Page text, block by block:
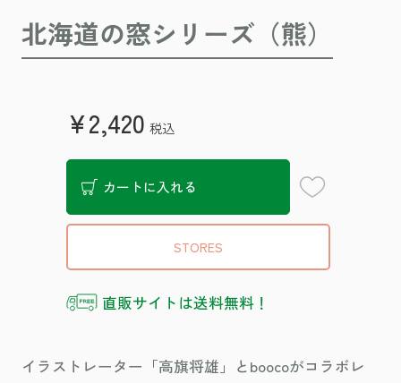
北海道の窓シリーズ（熊）
¥2,420 税込
カートに入れる
STORES
直販サイトは送料無料！
イラストレーター「高旗将雄」とboocoがコラボレ